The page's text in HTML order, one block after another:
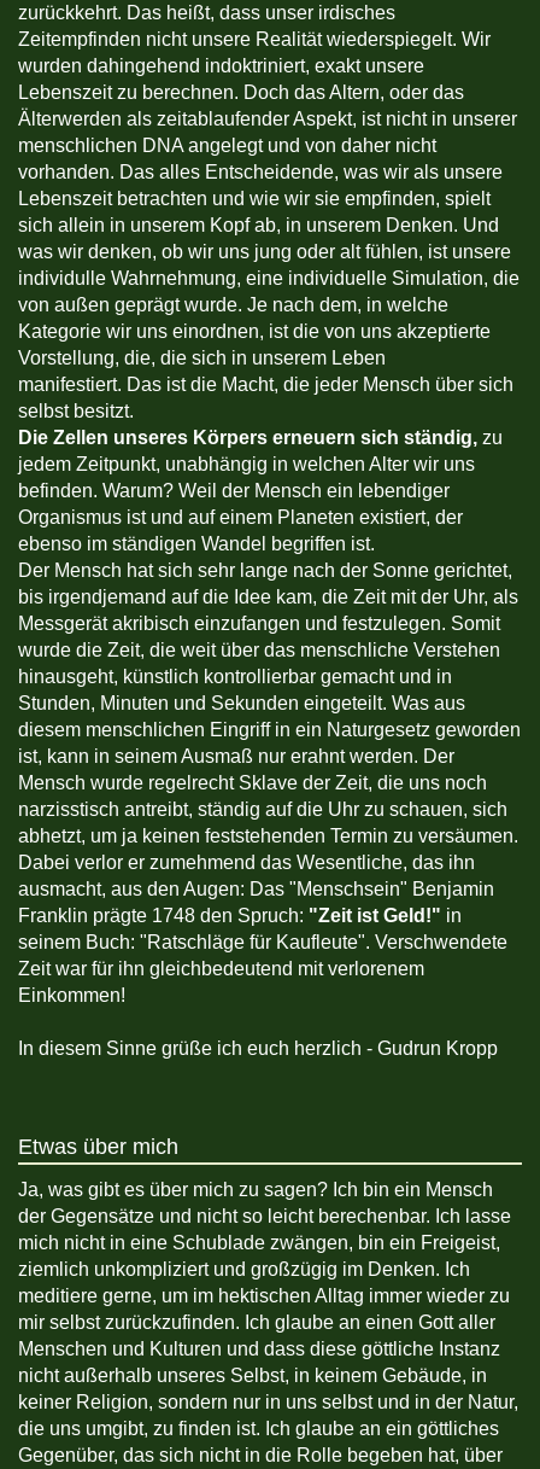
zurückkehrt. Das heißt, dass unser irdisches
Zeitempfinden nicht unsere Realität wiederspiegelt. Wir
wurden dahingehend indoktriniert, exakt unsere
Lebenszeit zu berechnen. Doch das Altern, oder das
Älterwerden als zeitablaufender Aspekt, ist nicht in unserer
menschlichen DNA angelegt und von daher nicht
vorhanden. Das alles Entscheidende, was wir als unsere
Lebenszeit betrachten und wie wir sie empfinden, spielt
sich allein in unserem Kopf ab, in unserem Denken. Und
was wir denken, ob wir uns jung oder alt fühlen, ist unsere
individulle Wahrnehmung, eine individuelle Simulation, die
von außen geprägt wurde. Je nach dem, in welche
Kategorie wir uns einordnen, ist die von uns akzeptierte
Vorstellung, die, die sich in unserem Leben
manifestiert. Das ist die Macht, die jeder Mensch über sich
selbst besitzt.
Die Zellen unseres Körpers erneuern sich ständig, zu
jedem Zeitpunkt, unabhängig in welchen Alter wir uns
befinden. Warum? Weil der Mensch ein lebendiger
Organismus ist und auf einem Planeten existiert, der
ebenso im ständigen Wandel begriffen ist.
Der Mensch hat sich sehr lange nach der Sonne gerichtet,
bis irgendjemand auf die Idee kam, die Zeit mit der Uhr, als
Messgerät akribisch einzufangen und festzulegen. Somit
wurde die Zeit, die weit über das menschliche Verstehen
hinausgeht, künstlich kontrollierbar gemacht und in
Stunden, Minuten und Sekunden eingeteilt. Was aus
diesem menschlichen Eingriff in ein Naturgesetz geworden
ist, kann in seinem Ausmaß nur erahnt werden. Der
Mensch wurde regelrecht Sklave der Zeit, die uns noch
narzisstisch antreibt, ständig auf die Uhr zu schauen, sich
abhetzt, um ja keinen feststehenden Termin zu versäumen.
Dabei verlor er zumehmend das Wesentliche, das ihn
ausmacht, aus den Augen: Das "Menschsein" Benjamin
Franklin prägte 1748 den Spruch: "Zeit ist Geld!" in
seinem Buch: "Ratschläge für Kaufleute". Verschwendete
Zeit war für ihn gleichbedeutend mit verlorenem
Einkommen!
In diesem Sinne grüße ich euch herzlich - Gudrun Kropp
Etwas über mich
Ja, was gibt es über mich zu sagen? Ich bin ein Mensch
der Gegensätze und nicht so leicht berechenbar. Ich lasse
mich nicht in eine Schublade zwängen, bin ein Freigeist,
ziemlich unkompliziert und großzügig im Denken. Ich
meditiere gerne, um im hektischen Alltag immer wieder zu
mir selbst zurückzufinden. Ich glaube an einen Gott aller
Menschen und Kulturen und dass diese göttliche Instanz
nicht außerhalb unseres Selbst, in keinem Gebäude, in
keiner Religion, sondern nur in uns selbst und in der Natur,
die uns umgibt, zu finden ist. Ich glaube an ein göttliches
Gegenüber, das sich nicht in die Rolle begeben hat, über